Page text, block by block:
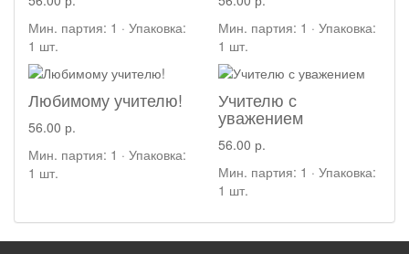
Мин. партия: 1 · Упаковка:
1 шт.
Мин. партия: 1 · Упаковка:
1 шт.
Любимому учителю!
56.00 р.
Мин. партия: 1 · Упаковка:
1 шт.
Учителю с
уважением
56.00 р.
Мин. партия: 1 · Упаковка:
1 шт.